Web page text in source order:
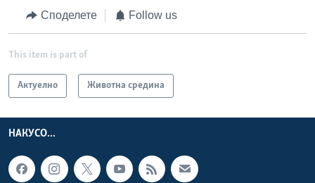
Споделете Follow us
This item is part of
Актуелно Животна средина
НАКУСО...